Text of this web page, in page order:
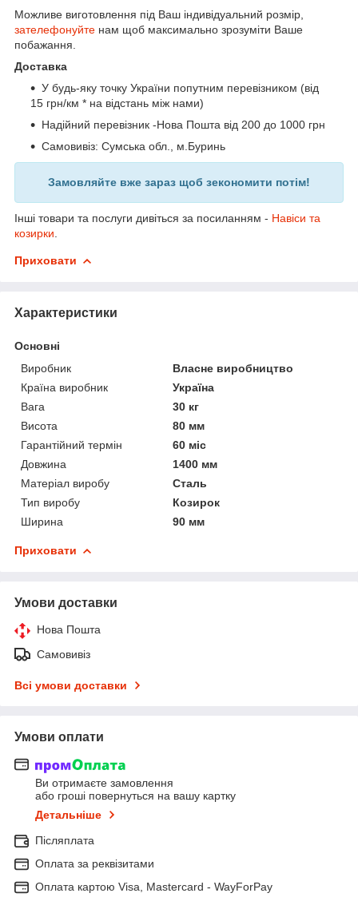
Можливе виготовлення під Ваш індивідуальний розмір,
зателефонуйте нам щоб максимально зрозуміти Ваше
побажання.
Доставка
У будь-яку точку України попутним перевізником (від
15 грн/км * на відстань між нами)
Надійний перевізник -Нова Пошта від 200 до 1000 грн
Самовивіз: Сумська обл., м.Буринь
Замовляйте вже зараз щоб зекономити потім!
Інші товари та послуги дивіться за посиланням - Навіси та
козирки
Приховати
Характеристики
Основні
Виробник
Власне виробництво
Країна виробник
Україна
Вага
30 кг
Висота
80 мм
Гарантійний термін
60 міс
Довжина
1400 мм
Матеріал виробу
Сталь
Тип виробу
Козирок
Ширина
90 мм
Приховати
Умови доставки
Нова Пошта
Самовивіз
Всі умови доставки
Умови оплати
Ви отримаєте замовлення
або гроші повернуться на вашу картку
Детальніше
Післяплата
Оплата за реквізитами
Оплата картою Visa, Mastercard - WayForPay